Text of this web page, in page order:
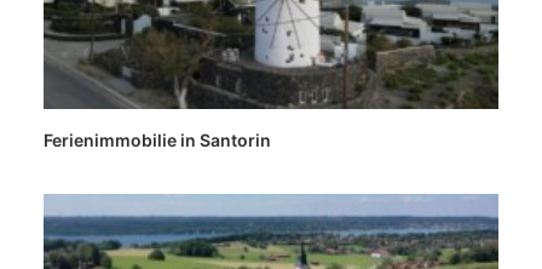
Ferienimmobilie in Santorin